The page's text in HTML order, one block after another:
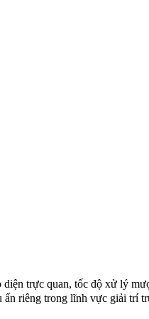
trực quan, tốc độ xử lý
ấn riêng trong lĩnh vực giải trí